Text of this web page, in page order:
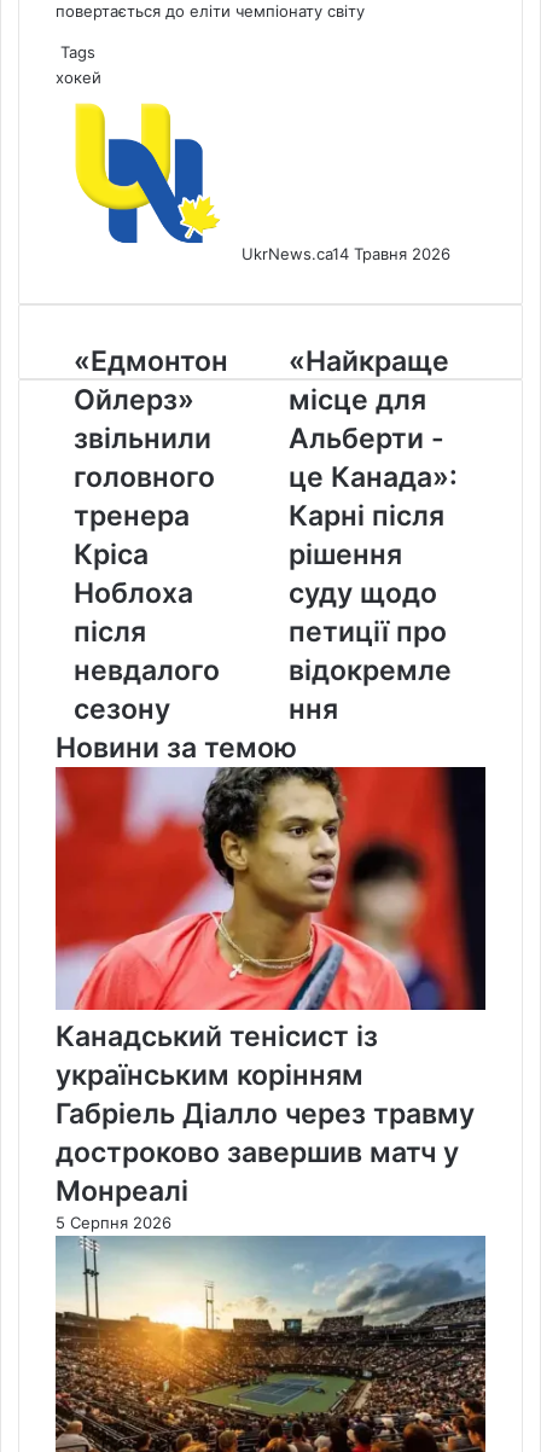
повертається до еліти чемпіонату світу
Tags
хокей
UkrNews.ca14 Травня 2026
«Едмонтон
Ойлерз»
звільнили
головного
тренера
Кріса
Ноблоха
після
невдалого
сезону
«Едмонтон
Ойлерз»
звільнили
головного
тренера
Кріса
Ноблоха
після
невдалого
сезону
«Найкраще
місце
для
Альберти
-
це
Канада»:
Карні
після
суду
щодо
петиції
про
відокремлення
«Найкраще
місце для
Альберти -
це Канада»:
Карні після
рішення
суду щодо
петиції про
відокремле
ння
Новини за темою
Канадський тенісист із
українським корінням
Габріель Діалло через травму
достроково завершив матч у
Монреалі
5 Серпня 2026